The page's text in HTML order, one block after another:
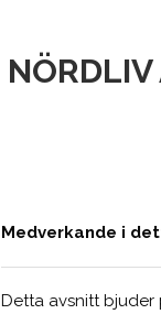
NÖRDLIV
Medverkande i
Detta avsnitt bjuder